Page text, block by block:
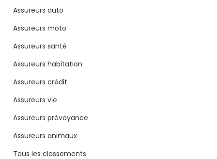
Assureurs auto
Assureurs moto
Assureurs santé
Assureurs habitation
Assureurs crédit
Assureurs vie
Assureurs prévoyance
Assureurs animaux
Tous les classements